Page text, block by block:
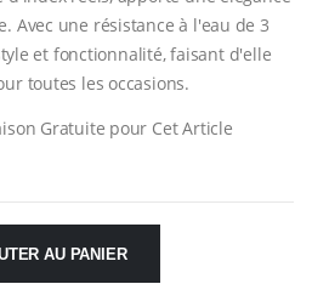
Avec une résistance à l'eau de 3
et fonctionnalité, faisant d'elle
toutes les occasions.
Gratuite pour Cet Article
AU PANIER